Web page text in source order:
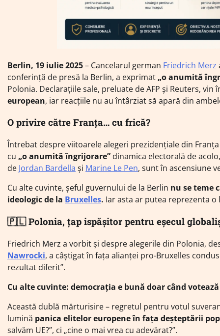
Berlin, 19 iulie 2025– Cancelarul german Friedrich Merz
conferință de presă la Berlin, a exprimat „o anumită
Polonia. Declarațiile sale, preluate de AFP și Reuters,
european, iar reacțiile nu au întârziat să apară din
O privire către Franța… cu frică?
Întrebat despre viitoarele alegeri prezidențiale din
cu „o anumită îngrijorare” dinamica electorală de
de Jordan Bardella și Marine Le Pen, sunt în ascensiune
Cu alte cuvinte, șeful guvernului de la Berlin nu se teme
ideologic de la Bruxelles. Iar asta ar putea reprezenta
🇵🇱 Polonia, țap ispășitor pentru eșecul
Friedrich Merz a vorbit și despre alegerile din Polonia,
Nawrocki, a câștigat în fața alianței pro-Bruxelles
rezultat diferit”.
Cu alte cuvinte: democrația e bună doar când votează
Această dublă mărturisire – regretul pentru votul
lumină panica elitelor europene în fața deșteptării
salvăm UE?”, ci „cine o mai vrea cu adevărat?”.